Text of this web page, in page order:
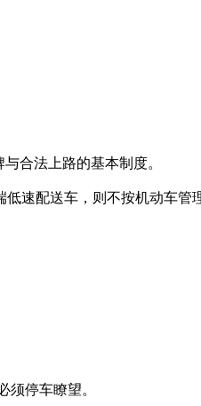
合法上路的基本制度。
速配送车，则不按机动车管
须停车瞭望。